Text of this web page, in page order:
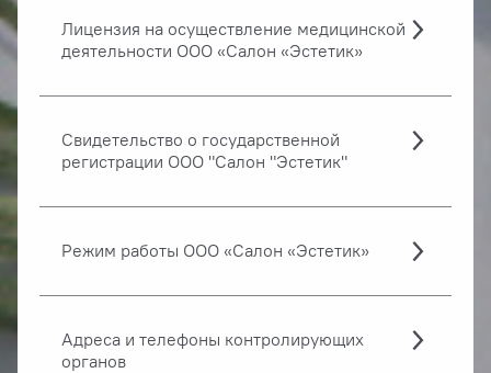
Лицензия на осуществление медицинской
деятельности ООО «Салон «Эстетик»
Свидетельство о государственной
регистрации ООО "Салон "Эстетик"
Режим работы ООО «Салон «Эстетик»
Адреса и телефоны контролирующих
органов